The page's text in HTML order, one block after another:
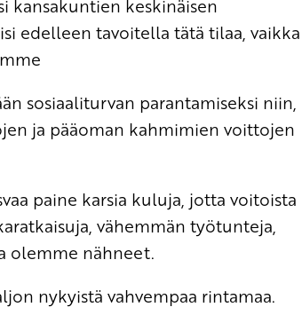
kansakuntien keskinäisen
edelleen tavoitella tätä tilaa, vaikka
sosiaaliturvan parantamiseksi niin,
ja pääoman kahmimien voittojen
paine karsia kuluja, jotta voitoista
vähemmän työtunteja,
olemme nähneet.
nykyistä vahvempaa rintamaa.